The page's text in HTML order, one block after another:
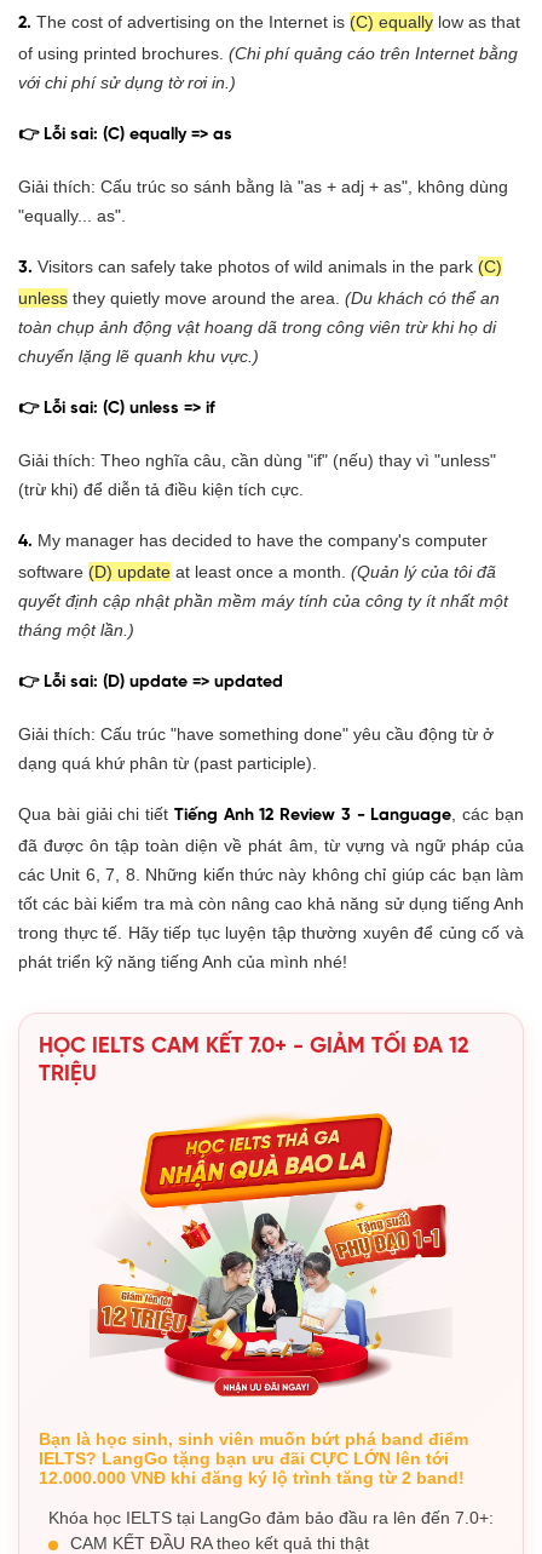
2. The cost of advertising on the Internet is (C) equally low as that
of using printed brochures. (Chi phí quảng cáo trên Internet bằng
với chi phí sử dụng tờ rơi in.)
👉 Lỗi sai: (C) equally => as
Giải thích: Cấu trúc so sánh bằng là "as + adj + as", không dùng
"equally... as".
3. Visitors can safely take photos of wild animals in the park (C)
unless they quietly move around the area. (Du khách có thể an
toàn chụp ảnh động vật hoang dã trong công viên trừ khi họ di
chuyển lặng lẽ quanh khu vực.)
👉 Lỗi sai: (C) unless => if
Giải thích: Theo nghĩa câu, cần dùng "if" (nếu) thay vì "unless"
(trừ khi) để diễn tả điều kiện tích cực.
4. My manager has decided to have the company's computer
software (D) update at least once a month. (Quản lý của tôi đã
quyết định cập nhật phần mềm máy tính của công ty ít nhất một
tháng một lần.)
👉 Lỗi sai: (D) update => updated
Giải thích: Cấu trúc "have something done" yêu cầu động từ ở
dạng quá khứ phân từ (past participle).
Qua bài giải chi tiết Tiếng Anh 12 Review 3 - Language , các bạn
đã được ôn tập toàn diện về phát âm, từ vựng và ngữ pháp của
các Unit 6, 7, 8. Những kiến thức này không chỉ giúp các bạn làm
tốt các bài kiểm tra mà còn nâng cao khả năng sử dụng tiếng Anh
trong thực tế. Hãy tiếp tục luyện tập thường xuyên để củng cố và
phát triển kỹ năng tiếng Anh của mình nhé!
HỌC IELTS CAM KẾT 7.0+ - GIẢM TỐI ĐA 12
TRIỆU
Bạn là học sinh, sinh viên muốn bứt phá band điểm
IELTS? LangGo tặng bạn ưu đãi CỰC LỚN lên tới
12.000.000 VNĐ khi đăng ký lộ trình tăng từ 2 band!
Khóa học IELTS tại LangGo đảm bảo đầu ra lên đến 7.0+:
CAM KẾT ĐẦU RA theo kết quả thi thật